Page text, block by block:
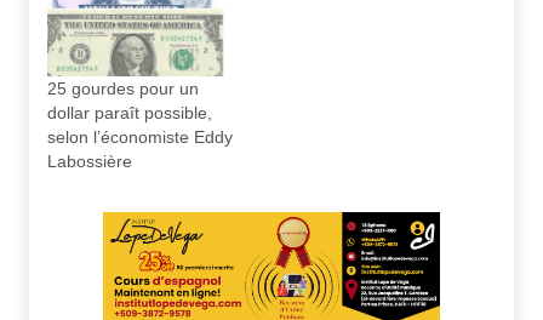
25 gourdes pour un
dollar paraît possible,
selon l’économiste Eddy
Labossière